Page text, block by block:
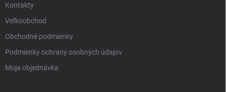
Kontakty
Veľkoobchod
Obchodné podmienky
Podmienky ochrany osobných údajov
Moja objednávka